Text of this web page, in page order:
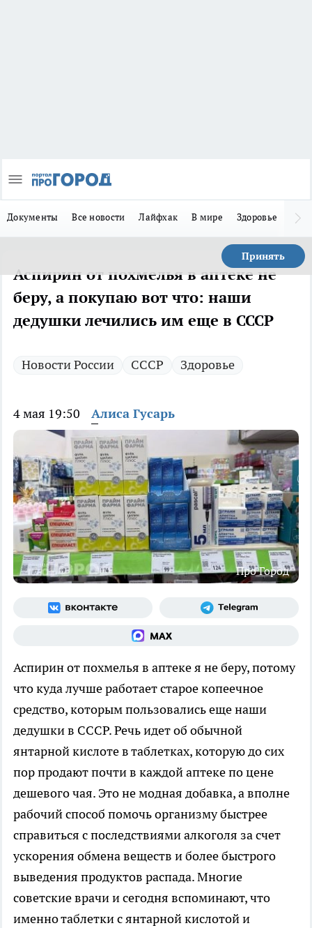
Документы Все новости Лайфхак В мире Здоровье
Принять
Аспирин от похмелья в аптеке не
беру, а покупаю вот что: наши
дедушки лечились им еще в СССР
Новости России СССР Здоровье
4 мая 19:50 Алиса Гусарь
Про Город
Аспирин от похмелья в аптеке я не беру, потому
что куда лучше работает старое копеечное
средство, которым пользовались еще наши
дедушки в СССР. Речь идет об обычной
янтарной кислоте в таблетках, которую до сих
пор продают почти в каждой аптеке по цене
дешевого чая. Это не модная добавка, а вполне
рабочий способ помочь организму быстрее
справиться с последствиями алкоголя за счет
ускорения обмена веществ и более быстрого
выведения продуктов распада. Многие
советские врачи и сегодня вспоминают, что
именно таблетки с янтарной кислотой и